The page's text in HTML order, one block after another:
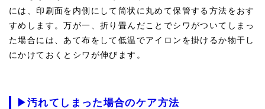
には、印刷面を内側にして筒状に丸めて保管する方法をおす
すめします。万が一、折り畳んだことでシワがついてしまっ
た場合には、あて布をして低温でアイロンを掛けるか物干し
にかけておくとシワが伸びます。
▶汚れてしまった場合のケア方法